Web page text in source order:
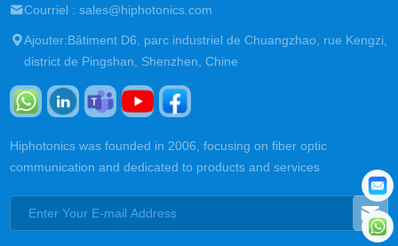
Courriel : sales@hiphotonics.com
Ajouter:Bâtiment D6, parc industriel de Chuangzhao, rue Kengzi,
district de Pingshan, Shenzhen, Chine
Hiphotonics was founded in 2006, focusing on fiber optic
communication and dedicated to products and services